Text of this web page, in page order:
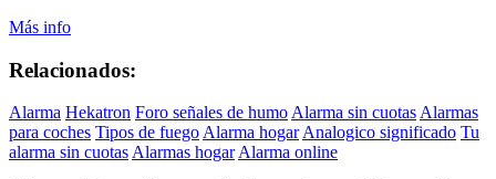
Más info
Relacionados:
Alarma Hekatron Foro señales de humo Alarma sin cuotas Alarmas
para coches Tipos de fuego Alarma hogar Analogico significado Tu
alarma sin cuotas Alarmas hogar Alarma online